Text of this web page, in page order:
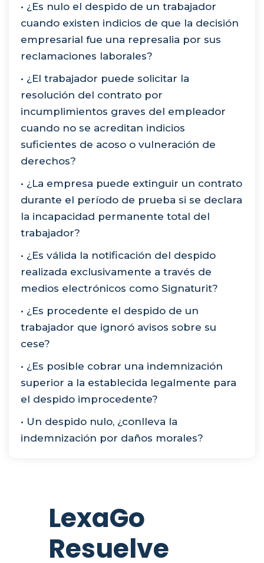
• ¿Es nulo el despido de un trabajador
cuando existen indicios de que la decisión
empresarial fue una represalia por sus
reclamaciones laborales?
• ¿El trabajador puede solicitar la
resolución del contrato por
incumplimientos graves del empleador
cuando no se acreditan indicios
suficientes de acoso o vulneración de
derechos?
• ¿La empresa puede extinguir un contrato
durante el período de prueba si se declara
la incapacidad permanente total del
trabajador?
• ¿Es válida la notificación del despido
realizada exclusivamente a través de
medios electrónicos como Signaturit?
• ¿Es procedente el despido de un
trabajador que ignoró avisos sobre su
cese?
• ¿Es posible cobrar una indemnización
superior a la establecida legalmente para
el despido improcedente?
• Un despido nulo, ¿conlleva la
indemnización por daños morales?
LexaGo
Resuelve